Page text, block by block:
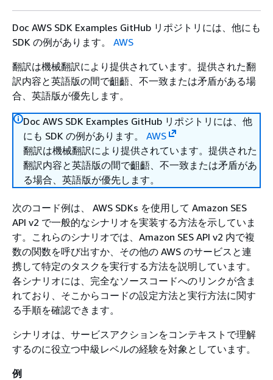
Doc AWS SDK Examples GitHub リポジトリには、他にも
SDK の例があります。 AWS
翻訳は機械翻訳により提供されています。提供された翻
訳内容と英語版の間で齟齬、不一致または矛盾がある場
合、英語版が優先します。
Doc AWS SDK Examples GitHub リポジトリには、他
にも SDK の例があります。 AWS
翻訳は機械翻訳により提供されています。提供された
翻訳内容と英語版の間で齟齬、不一致または矛盾があ
る場合、英語版が優先します。
次のコード例は、 AWS SDKs を使用して Amazon SES
API v2 で一般的なシナリオを実装する方法を示していま
す。これらのシナリオでは、Amazon SES API v2 内で複
数の関数を呼び出すか、その他の AWS のサービスと連
携して特定のタスクを実行する方法を説明しています。
各シナリオには、完全なソースコードへのリンクが含ま
れており、そこからコードの設定方法と実行方法に関す
る手順を確認できます。
シナリオは、サービスアクションをコンテキストで理解
するのに役立つ中級レベルの経験を対象としています。
例